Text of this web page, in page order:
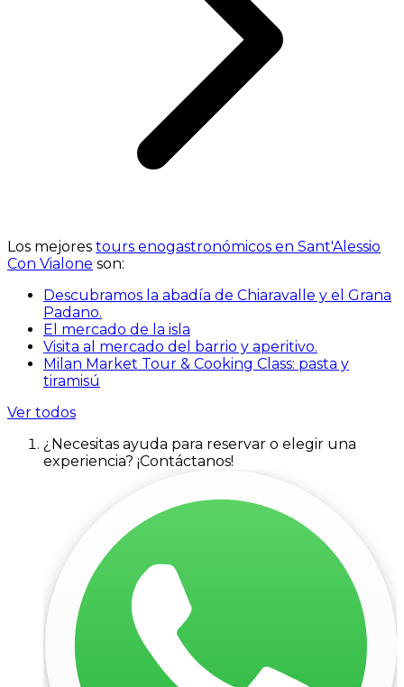
Los mejores tours enogastronómicos en Sant'Alessio
Con Vialone son:
Descubramos la abadía de Chiaravalle y el Grana
Padano.
El mercado de la isla
Visita al mercado del barrio y aperitivo.
Milan Market Tour & Cooking Class: pasta y
tiramisú
Ver todos
¿Necesitas ayuda para reservar o elegir una
experiencia? ¡Contáctanos!